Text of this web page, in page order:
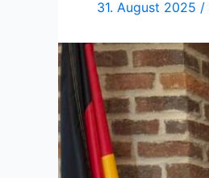
31. August 2025 /